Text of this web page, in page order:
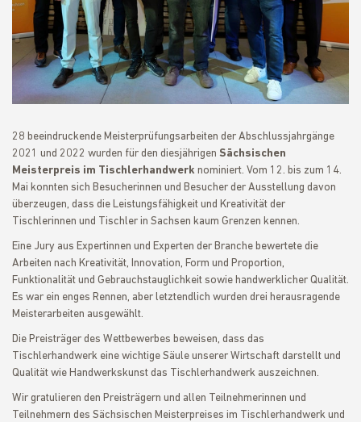
28 beeindruckende Meisterprüfungsarbeiten der Abschlussjahrgänge
2021 und 2022 wurden für den diesjährigen Sächsischen
Meisterpreis im Tischlerhandwerk nominiert. Vom 12. bis zum 14.
Mai konnten sich Besucherinnen und Besucher der Ausstellung davon
überzeugen, dass die Leistungsfähigkeit und Kreativität der
Tischlerinnen und Tischler in Sachsen kaum Grenzen kennen.
Eine Jury aus Expertinnen und Experten der Branche bewertete die
Arbeiten nach Kreativität, Innovation, Form und Proportion,
Funktionalität und Gebrauchstauglichkeit sowie handwerklicher Qualität.
Es war ein enges Rennen, aber letztendlich wurden drei herausragende
Meisterarbeiten ausgewählt.
Die Preisträger des Wettbewerbes beweisen, dass das
Tischlerhandwerk eine wichtige Säule unserer Wirtschaft darstellt und
Qualität wie Handwerkskunst das Tischlerhandwerk auszeichnen.
Wir gratulieren den Preisträgern und allen Teilnehmerinnen und
Teilnehmern des Sächsischen Meisterpreises im Tischlerhandwerk und